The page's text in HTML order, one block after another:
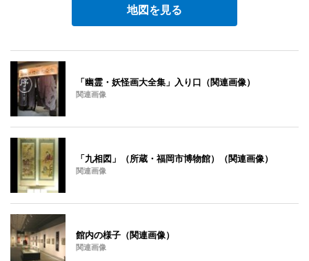
地図を見る
「幽霊・妖怪画大全集」入り口（関連画像）
関連画像
「九相図」（所蔵・福岡市博物館）（関連画像）
関連画像
館内の様子（関連画像）
関連画像